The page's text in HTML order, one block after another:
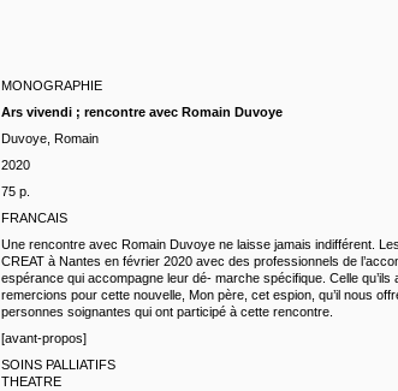
MONOGRAPHIE
Ars vivendi ; rencontre avec Romain Duvoye
Duvoye, Romain
2020
75 p.
FRANCAIS
Une rencontre avec Romain Duvoye ne laisse jamais indifférent.
CREAT à Nantes en février 2020 avec des professionnels de
espérance qui accompagne leur dé- marche spécifique. Celle
remercions pour cette nouvelle, Mon père, cet espion, qu’il nous
personnes soignantes qui ont participé à cette rencontre.
[avant-propos]
SOINS PALLIATIFS
THEATRE